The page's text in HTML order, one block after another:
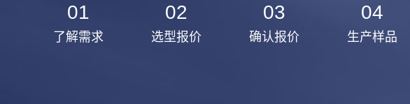
01
了解需求
02
选型报价
03
确认报价
04
生产样品